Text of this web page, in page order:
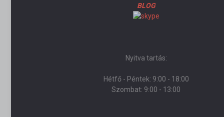
BLOG
Nyitva tartás:
Hétfő - Péntek: 9:00 - 18:00
Szombat: 9:00 - 13:00